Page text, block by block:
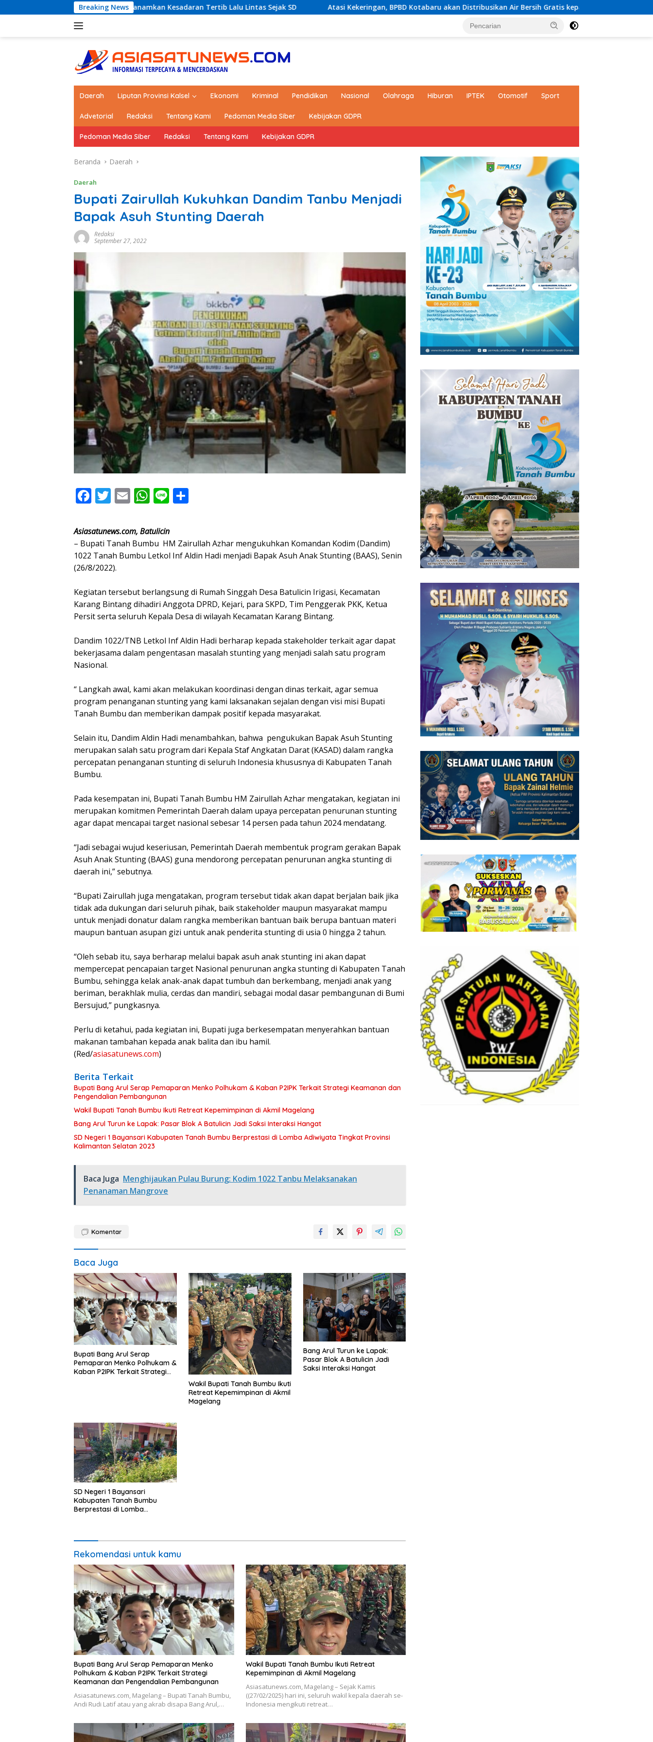
ke
Breaking News
Dishub Kotabaru Tanamkan Kesadaran Tertib Lalu Lintas Sejak SD Atasi Kekeringan, BPBD Kotabaru akan Distribusikan Air Bersih Gratis kepada Masyarakat
Daerah Liputan Provinsi Kalsel Ekonomi Kriminal Pendidikan Nasional Olahraga Hiburan IPTEK Otomotif Sport
Advetorial Redaksi Tentang Kami Pedoman Media Siber Kebijakan GDPR
Pedoman Media Siber Redaksi Tentang Kami Kebijakan GDPR
Beranda Daerah
Daerah
Bupati Zairullah Kukuhkan Dandim Tanbu Menjadi
Bapak Asuh Stunting Daerah
Redaksi
September 27, 2022
F
e
b
o
o
k
T
itt
er
E
ai
l
W
at
s
A
p
Li
e
e
Asiasatunews.com, Batulicin
– Bupati Tanah Bumbu HM Zairullah Azhar mengukuhkan Komandan Kodim (Dandim)
1022 Tanah Bumbu Letkol Inf Aldin Hadi menjadi Bapak Asuh Anak Stunting (BAAS), Senin
(26/8/2022).
Kegiatan tersebut berlangsung di Rumah Singgah Desa Batulicin Irigasi, Kecamatan
Karang Bintang dihadiri Anggota DPRD, Kejari, para SKPD, Tim Penggerak PKK, Ketua
Persit serta seluruh Kepala Desa di wilayah Kecamatan Karang Bintang.
Dandim 1022/TNB Letkol Inf Aldin Hadi berharap kepada stakeholder terkait agar dapat
bekerjasama dalam pengentasan masalah stunting yang menjadi salah satu program
Nasional.
“ Langkah awal, kami akan melakukan koordinasi dengan dinas terkait, agar semua
program penanganan stunting yang kami laksanakan sejalan dengan visi misi Bupati
Tanah Bumbu dan memberikan dampak positif kepada masyarakat.
Selain itu, Dandim Aldin Hadi menambahkan, bahwa pengukukan Bapak Asuh Stunting
merupakan salah satu program dari Kepala Staf Angkatan Darat (KASAD) dalam rangka
percepatan penanganan stunting di seluruh Indonesia khususnya di Kabupaten Tanah
Bumbu.
Pada kesempatan ini, Bupati Tanah Bumbu HM Zairullah Azhar mengatakan, kegiatan ini
merupakan komitmen Pemerintah Daerah dalam upaya percepatan penurunan stunting
agar dapat mencapai target nasional sebesar 14 persen pada tahun 2024 mendatang.
“Jadi sebagai wujud keseriusan, Pemerintah Daerah membentuk program gerakan Bapak
Asuh Anak Stunting (BAAS) guna mendorong percepatan penurunan angka stunting di
daerah ini,” sebutnya.
“Bupati Zairullah juga mengatakan, program tersebut tidak akan dapat berjalan baik jika
tidak ada dukungan dari seluruh pihak, baik stakeholder maupun masyarakat mampu
untuk menjadi donatur dalam rangka memberikan bantuan baik berupa bantuan materi
maupun bantuan asupan gizi untuk anak penderita stunting di usia 0 hingga 2 tahun.
“Oleh sebab itu, saya berharap melalui bapak asuh anak stunting ini akan dapat
mempercepat pencapaian target Nasional penurunan angka stunting di Kabupaten Tanah
Bumbu, sehingga kelak anak-anak dapat tumbuh dan berkembang, menjadi anak yang
beriman, berakhlak mulia, cerdas dan mandiri, sebagai modal dasar pembangunan di Bumi
Bersujud,” pungkasnya.
Perlu di ketahui, pada kegiatan ini, Bupati juga berkesempatan menyerahkan bantuan
makanan tambahan kepada anak balita dan ibu hamil.
(Red/asiasatunews.com)
Berita Terkait
Bupati Bang Arul Serap Pemaparan Menko Polhukam & Kaban P2IPK Terkait Strategi Keamanan dan
Pengendalian Pembangunan
Wakil Bupati Tanah Bumbu Ikuti Retreat Kepemimpinan di Akmil Magelang
Bang Arul Turun ke Lapak: Pasar Blok A Batulicin Jadi Saksi Interaksi Hangat
SD Negeri 1 Bayansari Kabupaten Tanah Bumbu Berprestasi di Lomba Adiwiyata Tingkat Provinsi
Kalimantan Selatan 2023
Baca Juga Menghijaukan Pulau Burung: Kodim 1022 Tanbu Melaksanakan
Penanaman Mangrove
Komentar
Baca Juga
Bupati Bang Arul Serap
Pemaparan Menko Polhukam &
Kaban P2IPK Terkait Strategi
Wakil Bupati Tanah Bumbu Ikuti
Retreat Kepemimpinan di Akmil
Magelang
Bang Arul Turun ke Lapak:
Pasar Blok A Batulicin Jadi
Saksi Interaksi Hangat
SD Negeri 1 Bayansari
Kabupaten Tanah Bumbu
Berprestasi di Lomba
Rekomendasi untuk kamu
Bupati Bang Arul Serap Pemaparan Menko
Polhukam & Kaban P2IPK Terkait Strategi
Keamanan dan Pengendalian Pembangunan
Asiasatunews.com, Magelang – Bupati Tanah Bumbu,
Andi Rudi Latif atau yang akrab disapa Bang Arul,…
Wakil Bupati Tanah Bumbu Ikuti Retreat
Kepemimpinan di Akmil Magelang
Asiasatunews.com, Magelang – Sejak Kamis
((27/02/2025) hari ini, seluruh wakil kepala daerah se-
Indonesia mengikuti retreat…